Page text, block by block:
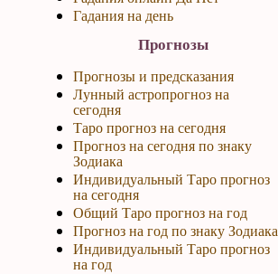
Гадания на день
Прогнозы
Прогнозы и предсказания
Лунный астропрогноз на
сегодня
Таро прогноз на сегодня
Прогноз на сегодня по знаку
Зодиака
Индивидуальный Таро прогноз
на сегодня
Общий Таро прогноз на год
Прогноз на год по знаку Зодиака
Индивидуальный Таро прогноз
на год